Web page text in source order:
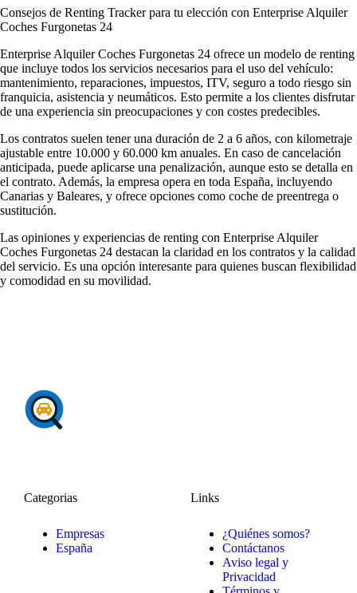
Consejos de Renting Tracker para tu elección con Enterprise Alquiler
Coches Furgonetas 24
Enterprise Alquiler Coches Furgonetas 24 ofrece un modelo de renting
que incluye todos los servicios necesarios para el uso del vehículo:
mantenimiento, reparaciones, impuestos, ITV, seguro a todo riesgo sin
franquicia, asistencia y neumáticos. Esto permite a los clientes disfrutar
de una experiencia sin preocupaciones y con costes predecibles.
Los contratos suelen tener una duración de 2 a 6 años, con kilometraje
ajustable entre 10.000 y 60.000 km anuales. En caso de cancelación
anticipada, puede aplicarse una penalización, aunque esto se detalla en
el contrato. Además, la empresa opera en toda España, incluyendo
Canarias y Baleares, y ofrece opciones como coche de preentrega o
sustitución.
Las opiniones y experiencias de renting con Enterprise Alquiler
Coches Furgonetas 24 destacan la claridad en los contratos y la calidad
del servicio. Es una opción interesante para quienes buscan flexibilidad
y comodidad en su movilidad.
Categorias
Empresas
España
Links
¿Quiénes somos?
Contáctanos
Aviso legal y
Privacidad